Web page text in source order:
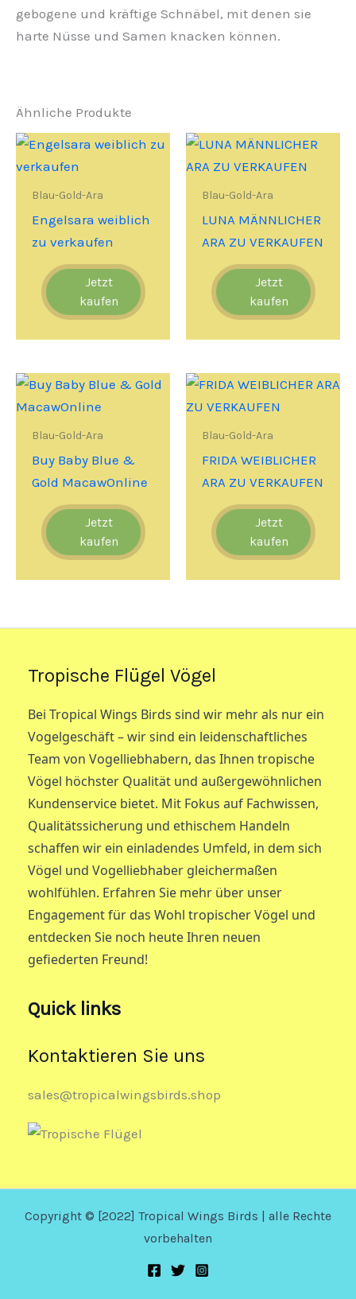
gebogene und kräftige Schnäbel, mit denen sie
harte Nüsse und Samen knacken können.
Ähnliche Produkte
Blau-Gold-Ara
Engelsara weiblich
zu verkaufen
Jetzt
kaufen
Blau-Gold-Ara
LUNA MÄNNLICHER
ARA ZU VERKAUFEN
Jetzt
kaufen
Blau-Gold-Ara
Buy Baby Blue &
Gold MacawOnline
Jetzt
kaufen
Blau-Gold-Ara
FRIDA WEIBLICHER
ARA ZU VERKAUFEN
Jetzt
kaufen
Tropische Flügel Vögel
Bei Tropical Wings Birds sind wir mehr als nur ein
Vogelgeschäft – wir sind ein leidenschaftliches
Team von Vogelliebhabern, das Ihnen tropische
Vögel höchster Qualität und außergewöhnlichen
Kundenservice bietet. Mit Fokus auf Fachwissen,
Qualitätssicherung und ethischem Handeln
schaffen wir ein einladendes Umfeld, in dem sich
Vögel und Vogelliebhaber gleichermaßen
wohlfühlen. Erfahren Sie mehr über unser
Engagement für das Wohl tropischer Vögel und
entdecken Sie noch heute Ihren neuen
gefiederten Freund!
Quick links
Kontaktieren Sie uns
sales@tropicalwingsbirds.shop
Copyright © [2022] Tropical Wings Birds | alle Rechte
vorbehalten